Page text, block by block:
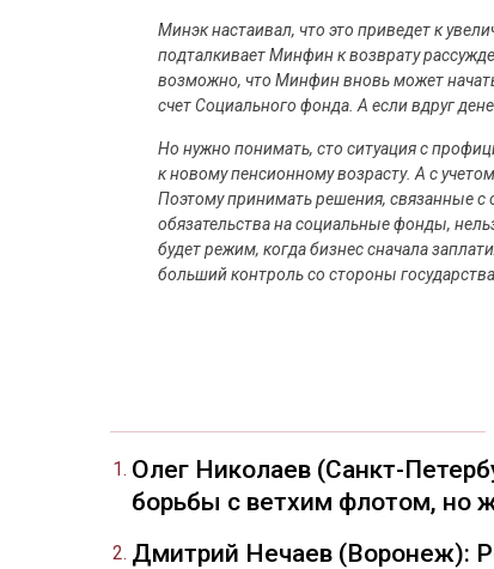
Минэк настаивал, что это приведет к
подталкивает Минфин к возврату
возможно, что Минфин вновь может
счет Социального фонда. А если вдруг
Но нужно понимать, сто ситуация с
к новому пенсионному возрасту. А с
Поэтому принимать решения, связанные с
обязательства на социальные фонды,
будет режим, когда бизнес сначала
больший контроль со стороны государства.
Олег Николаев (Санкт-
борьбы с ветхим флотом, но
Дмитрий Нечаев (Воронеж):